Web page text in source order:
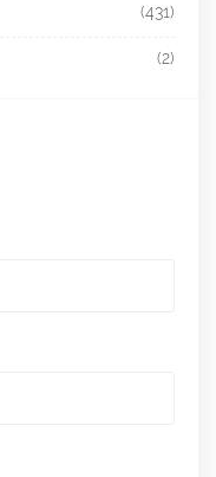
(431)
(2)